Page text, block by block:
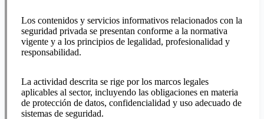
Los contenidos y servicios informativos relacionados con la
seguridad privada se presentan conforme a la normativa
vigente y a los principios de legalidad, profesionalidad y
responsabilidad.
La actividad descrita se rige por los marcos legales
aplicables al sector, incluyendo las obligaciones en materia
de protección de datos, confidencialidad y uso adecuado de
sistemas de seguridad.